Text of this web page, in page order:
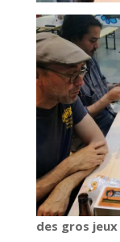
des gros jeux